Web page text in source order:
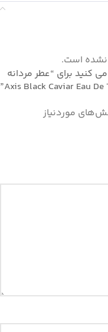
نشده است.
کنید برای “عطر مردانه
موردنیاز